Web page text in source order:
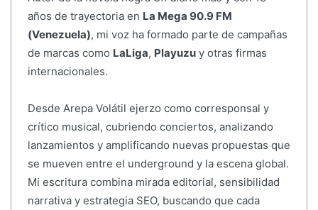
años de trayectoria en La Mega 90.9 FM
(Venezuela), mi voz ha formado parte de campañas
de marcas como LaLiga, Playuzuy otras firmas
internacionales.
Desde Arepa Volátil ejerzo como corresponsal y
crítico musical, cubriendo conciertos, analizando
lanzamientos y amplificando nuevas propuestas que
se mueven entre el underground y la escena global.
Mi escritura combina mirada editorial, sensibilidad
narrativa y estrategia SEO, buscando que cada